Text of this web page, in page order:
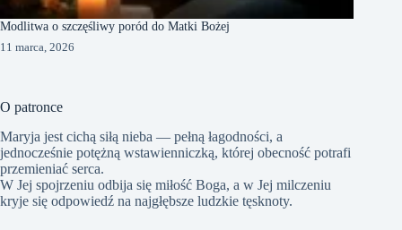
Modlitwa o szczęśliwy poród do Matki Bożej
11 marca, 2026
O patronce
Maryja jest cichą siłą nieba — pełną łagodności, a
jednocześnie potężną wstawienniczką, której obecność potrafi
przemieniać serca.
W Jej spojrzeniu odbija się miłość Boga, a w Jej milczeniu
kryje się odpowiedź na najgłębsze ludzkie tęsknoty.